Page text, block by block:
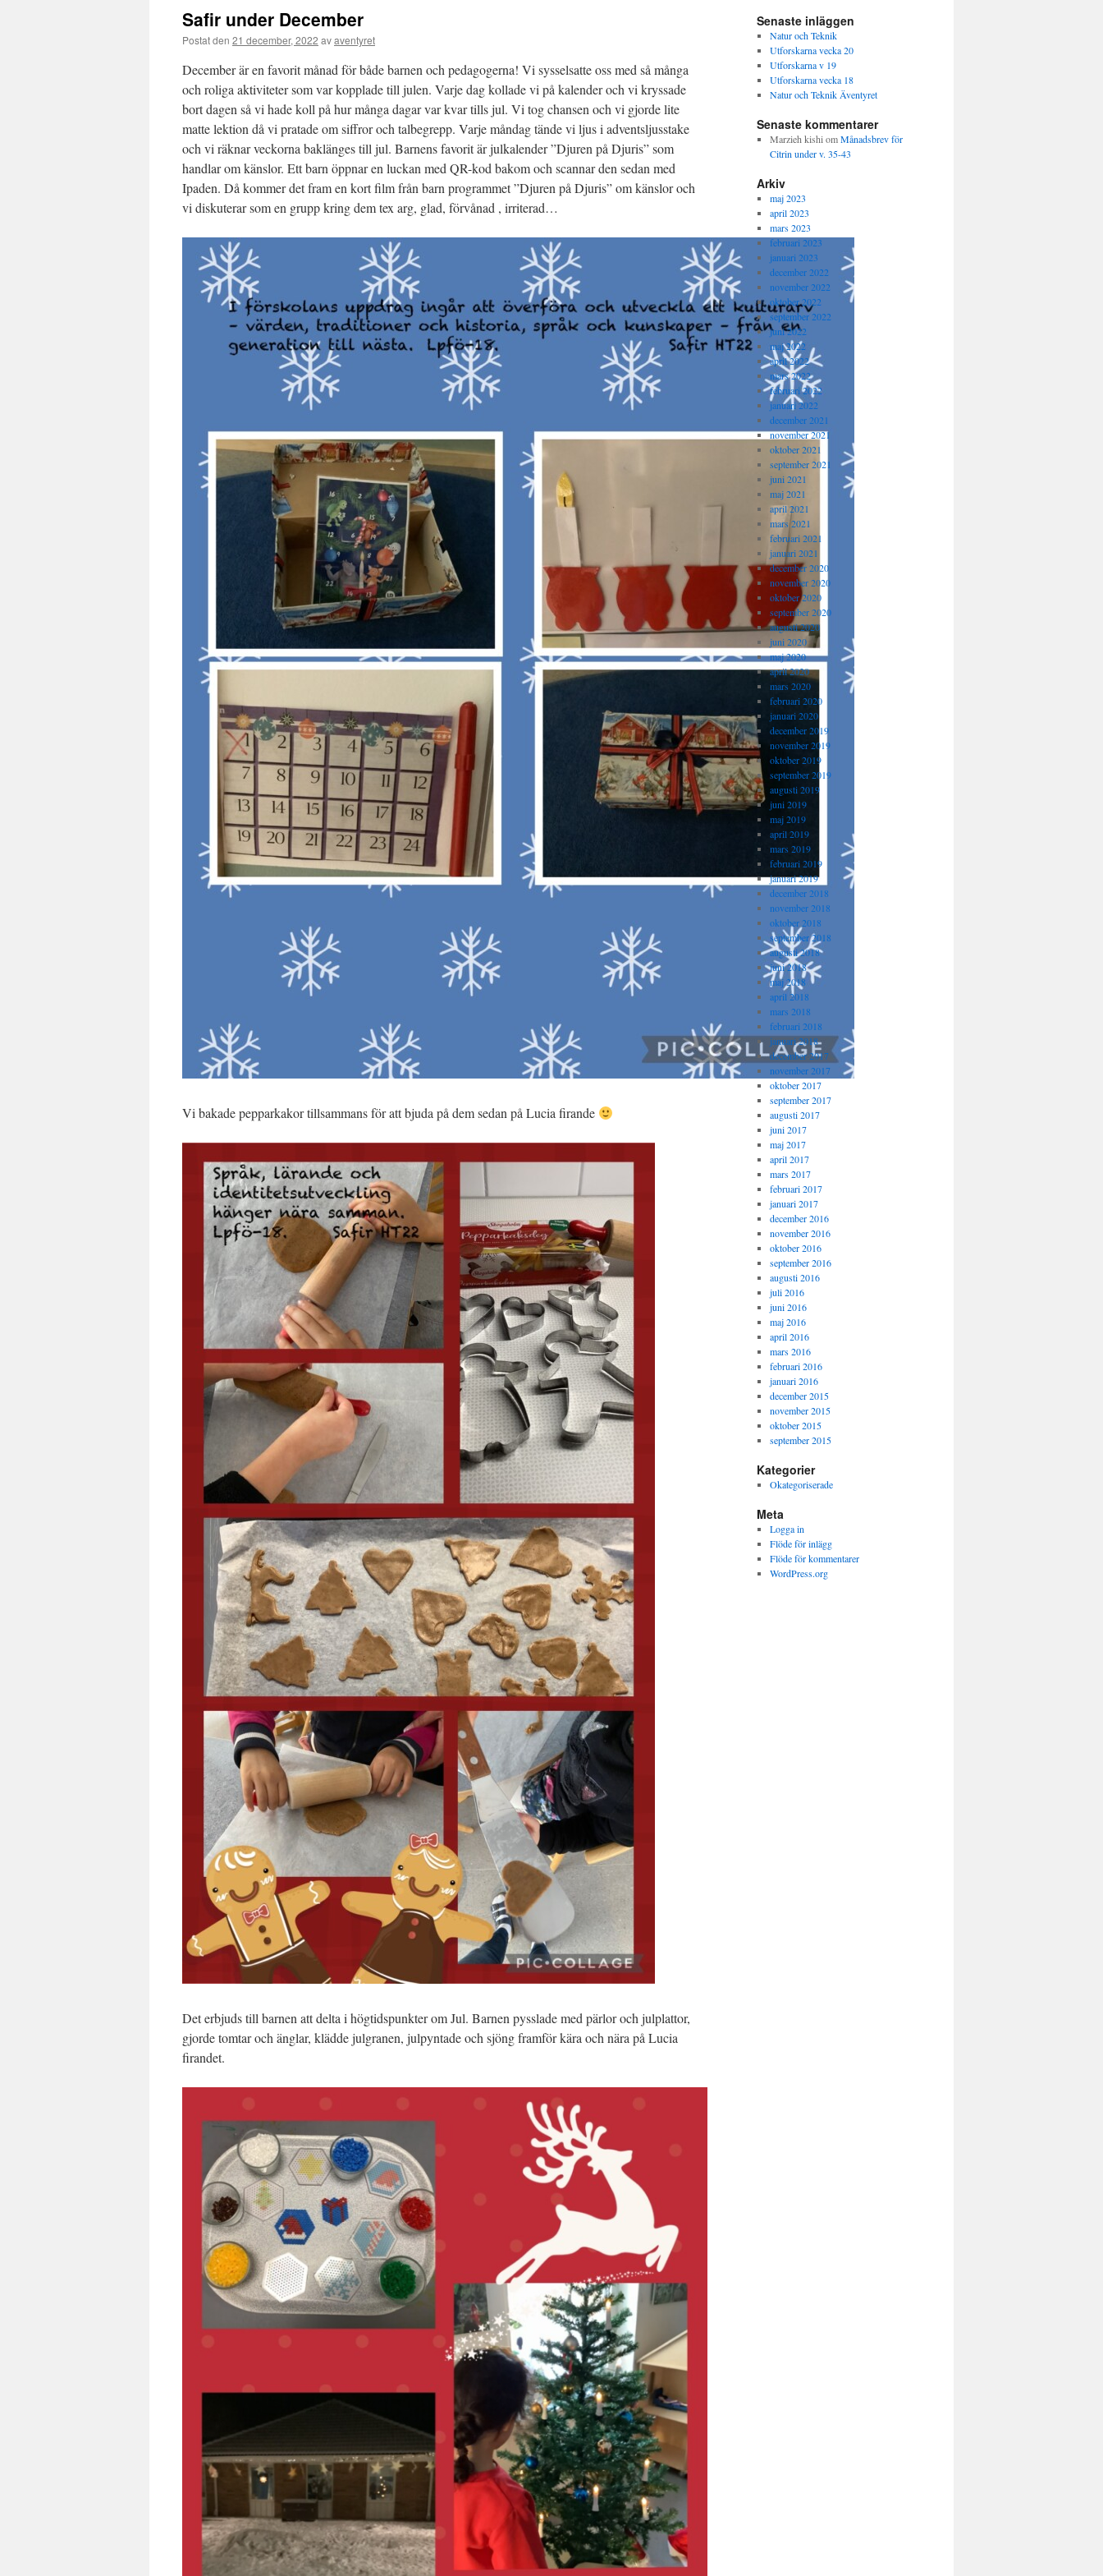
Safir under December
Postat den 21 december, 2022 avaventyret
December är en favorit månad för både barnen och pedagogerna! Vi sysselsatte oss med så många
och roliga aktiviteter som var kopplade till julen. Varje dag kollade vi på kalender och vi kryssade
bort dagen så vi hade koll på hur många dagar var kvar tills jul. Vi tog chansen och vi gjorde lite
matte lektion då vi pratade om siffror och talbegrepp. Varje måndag tände vi ljus i adventsljusstake
och vi räknar veckorna baklänges till jul. Barnens favorit är julkalender ”Djuren på Djuris” som
handlar om känslor. Ett barn öppnar en luckan med QR-kod bakom och scannar den sedan med
Ipaden. Då kommer det fram en kort film från barn programmet ”Djuren på Djuris” om känslor och
vi diskuterar som en grupp kring dem tex arg, glad, förvånad , irriterad…
Vi bakade pepparkakor tillsammans för att bjuda på dem sedan på Lucia firande
Det erbjuds till barnen att delta i högtidspunkter om Jul. Barnen pysslade med pärlor och julplattor,
gjorde tomtar och änglar, klädde julgranen, julpyntade och sjöng framför kära och nära på Lucia
firandet.
Senaste inläggen
Natur och Teknik
Utforskarna vecka 20
Utforskarna v 19
Utforskarna vecka 18
Natur och Teknik Äventyret
Senaste kommentarer
Marzieh kishi omMånadsbrev för
Citrin under v. 35-43
Arkiv
maj 2023
april 2023
mars 2023
februari 2023
januari 2023
december 2022
november 2022
oktober 2022
september 2022
juni 2022
maj 2022
april 2022
mars 2022
februari 2022
januari 2022
december 2021
november 2021
oktober 2021
september 2021
juni 2021
maj 2021
april 2021
mars 2021
februari 2021
januari 2021
december 2020
november 2020
oktober 2020
september 2020
augusti 2020
juni 2020
maj 2020
april 2020
mars 2020
februari 2020
januari 2020
december 2019
november 2019
oktober 2019
september 2019
augusti 2019
juni 2019
maj 2019
april 2019
mars 2019
februari 2019
januari 2019
december 2018
november 2018
oktober 2018
september 2018
augusti 2018
juni 2018
maj 2018
april 2018
mars 2018
februari 2018
januari 2018
december 2017
november 2017
oktober 2017
september 2017
augusti 2017
juni 2017
maj 2017
april 2017
mars 2017
februari 2017
januari 2017
december 2016
november 2016
oktober 2016
september 2016
augusti 2016
juli 2016
juni 2016
maj 2016
april 2016
mars 2016
februari 2016
januari 2016
december 2015
november 2015
oktober 2015
september 2015
Kategorier
Okategoriserade
Meta
Logga in
Flöde för inlägg
Flöde för kommentarer
WordPress.org